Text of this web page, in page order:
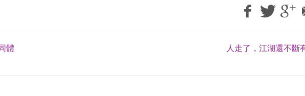
體 人走了，江湖還不斷